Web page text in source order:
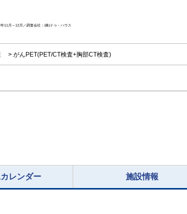
11月～12月／調査会社：(株)ドゥ・ハウス
がんPET(PET/CT検査+胸部CT検査)
レンダー 施設情報